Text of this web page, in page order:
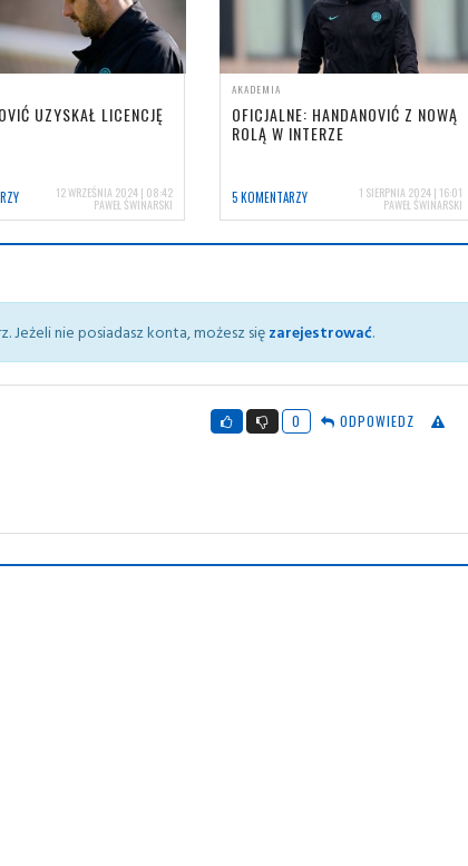
UZYSKAŁ LICENCJĘ
12 WRZEŚNIA 2024 | 08:42
PAWEŁ ŚWINARSKI
AKADEMIA
OFICJALNE: HANDANOVIĆ Z NOWĄ
ROLĄ W INTERZE
5 KOMENTARZY 1 SIERPNIA 2024 | 16:01
PAWEŁ ŚWINARSKI
Jeżeli nie posiadasz konta, możesz sięzarejestrować.
0 ODPOWIEDZ